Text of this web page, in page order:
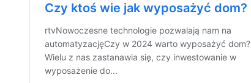
Czy ktoś wie jak wyposażyć dom?
rtvNowoczesne technologie pozwalają nam na
automatyzacjęCzy w 2024 warto wyposażyć dom?
Wielu z nas zastanawia się, czy inwestowanie w
wyposażenie do...